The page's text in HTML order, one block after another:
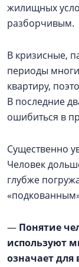
жилищных
разборчивым.
В кризисные,
периоды
квартиру,
В последние
ошибиться в
Существенно
Человек
глубже
— Понятие
используют
означает для